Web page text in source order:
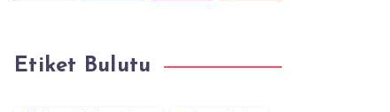
Etiket Bulutu